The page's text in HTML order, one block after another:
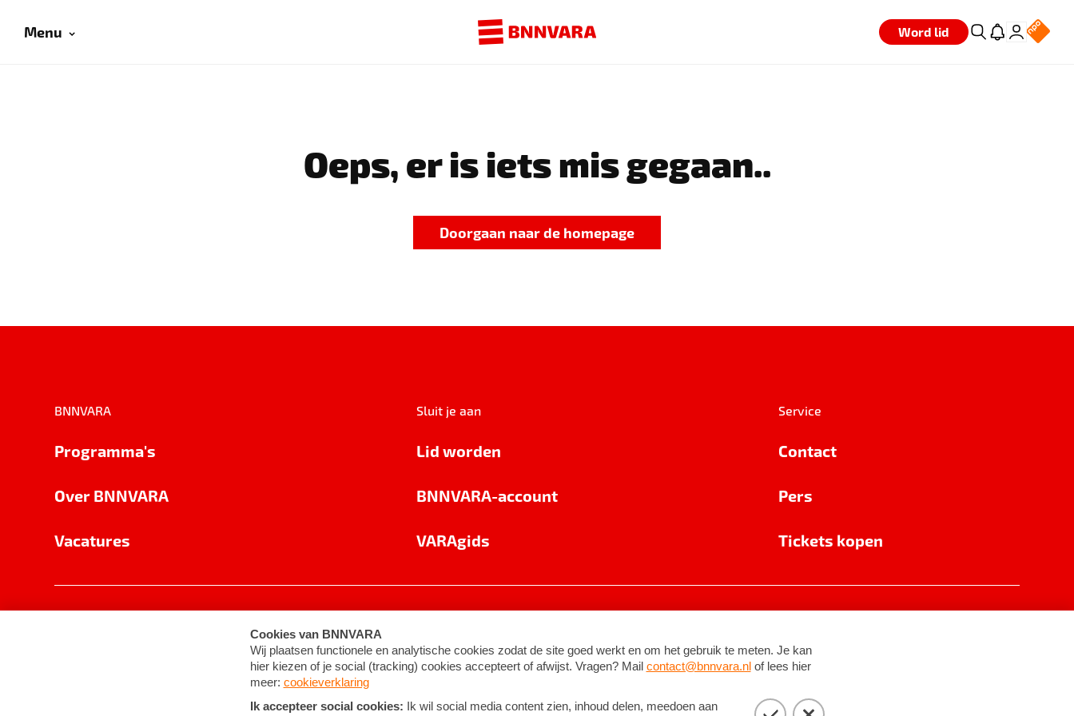
Menu Word lid
Oeps, er is iets mis gegaan..
Doorgaan naar de homepage
BNNVARA
Programma's
Over BNNVARA
Vacatures
Sluit je aan
Lid worden
BNNVARA-account
VARAgids
Service
Contact
Pers
Tickets kopen
Cookie-instellingen Algemene voorwaarden ©2026BNNVARA